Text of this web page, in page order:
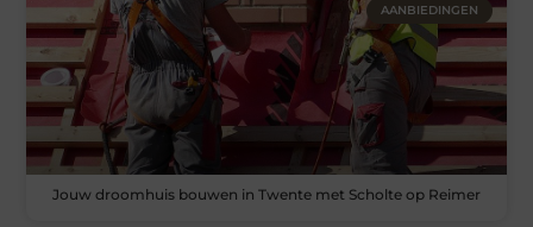
AANBIEDINGEN
Jouw droomhuis bouwen in Twente met Scholte op Reimer